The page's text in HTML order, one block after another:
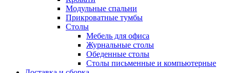
Модульные спальни
Прикроватные тумбы
Столы
Мебель для офиса
Журнальные столы
Обеденные столы
Столы письменные и компьютерные